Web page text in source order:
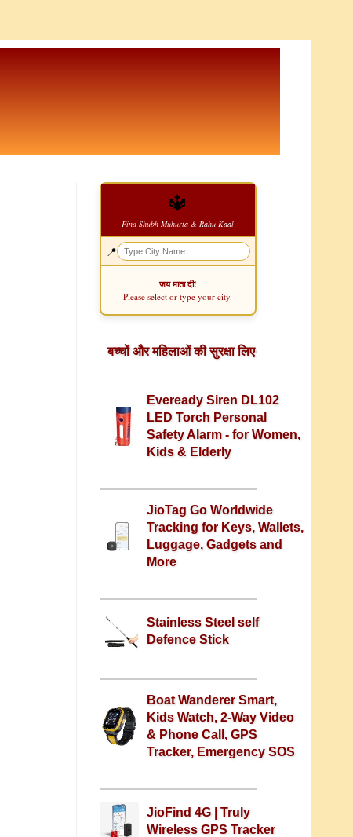
🔱
Find Shubh Muhurta & Rahu Kaal
📍
जय माता दी!
Please select or type your city.
बच्चों और महिलाओं की सुरक्षा लिए
Eveready Siren DL102
LED Torch Personal
Safety Alarm - for Women,
Kids & Elderly
JioTag Go Worldwide
Tracking for Keys, Wallets,
Luggage, Gadgets and
More
Stainless Steel self
Defence Stick
Boat Wanderer Smart,
Kids Watch, 2-Way Video
& Phone Call, GPS
Tracker, Emergency SOS
JioFind 4G | Truly
Wireless GPS Tracker